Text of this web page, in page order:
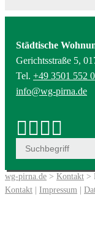
Städtische
Gerichtsstraße 5,
Tel. +49 3501 552 0
info@wg-pirna.de
wg-pirna.de > Kontakt >
Kontakt | Impressum |